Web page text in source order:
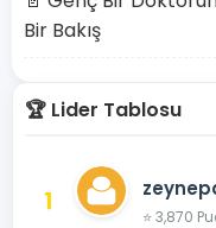
Bir Bakış
🏆 Lider Tablosu
1 ⭐ 3,870